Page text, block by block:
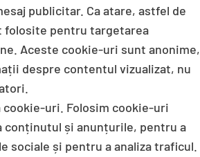
publicitar. Ca atare, astfel de
folosite pentru targetarea
Aceste cookie-uri sunt anonime,
despre contentul vizualizat, nu
uri. Folosim cookie-uri
conținutul și anunțurile, pentru a
sociale și pentru a analiza traficul.